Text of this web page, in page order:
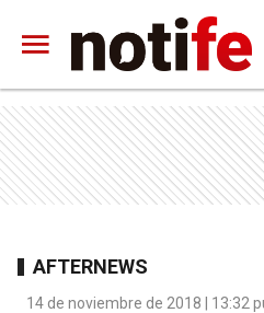
AFTERNEWS
14 de noviembre de 2018 | 13:32